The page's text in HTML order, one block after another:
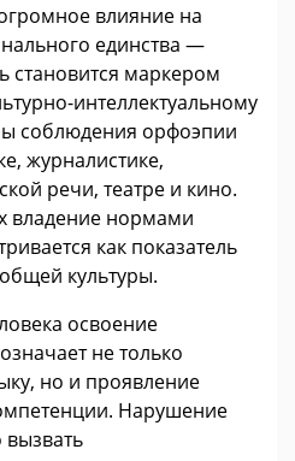
влияние на
единства —
становится маркером
интеллектуальному
соблюдения орфоэпии
журналистике,
речи, театре и кино.
владение нормами
как показатель
культуры.
освоение
не только
но и проявление
Нарушение
вызвать